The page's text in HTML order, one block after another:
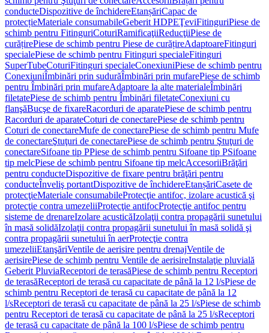
conducteDispozitive de închidereEtanșăriCapac de
protecțieMateriale consumabileGeberit HDPEŢeviFitinguriPiese de
schimb pentru FitinguriCoturiRamificaţiiReducţiiPiese de
curățirePiese de schimb pentru Piese de curățireAdaptoareFitinguri
specialePiese de schimb pentru Fitinguri specialeFitinguri
SuperTubeCoturiFitinguri specialeConexiuniPiese de schimb pentru
ConexiuniÎmbinări prin sudurăÎmbinări prin mufarePiese de schimb
pentru Îmbinări prin mufareAdaptoare la alte materialeÎmbinări
filetatePiese de schimb pentru Îmbinări filetateConexiuni cu
flanşăBucşe de fixareRacorduri de aparatePiese de schimb pentru
Racorduri de aparateCoturi de conectarePiese de schimb pentru
Coturi de conectareMufe de conectarePiese de schimb pentru Mufe
de conectareŞtuţuri de conectarePiese de schimb pentru Ştuţuri de
conectareSifoane tip PPiese de schimb pentru Sifoane tip PSifoane
tip melcPiese de schimb pentru Sifoane tip melcAccesoriiBrăţări
pentru conducteDispozitive de fixare pentru brăţări pentru
conducteÎnveliş portantDispozitive de închidereEtanșăriCasete de
protecţieMateriale consumabileProtecţie antifoc, izolare acustică şi
protecţie contra umezeliiProtecţie antifocProtecţie antifoc pentru
sisteme de drenareIzolare acusticăIzolaţii contra propagării sunetului
în masă solidăIzolaţii contra propagării sunetului în masă solidă şi
contra propagării sunetului în aerProtecţie contra
umezeliiEtanşăriVentile de aerisire pentru drenajVentile de
aerisirePiese de schimb pentru Ventile de aerisireInstalaţie pluvială
Geberit PluviaReceptori de terasăPiese de schimb pentru Receptori
de terasăReceptori de terasă cu capacitate de până la 12 l/sPiese de
schimb pentru Receptori de terasă cu capacitate de până la 12
l/sReceptori de terasă cu capacitate de până la 25 l/sPiese de schimb
pentru Receptori de terasă cu capacitate de până la 25 l/sReceptori
de terasă cu capacitate de până la 100 l/sPiese de schimb pentru